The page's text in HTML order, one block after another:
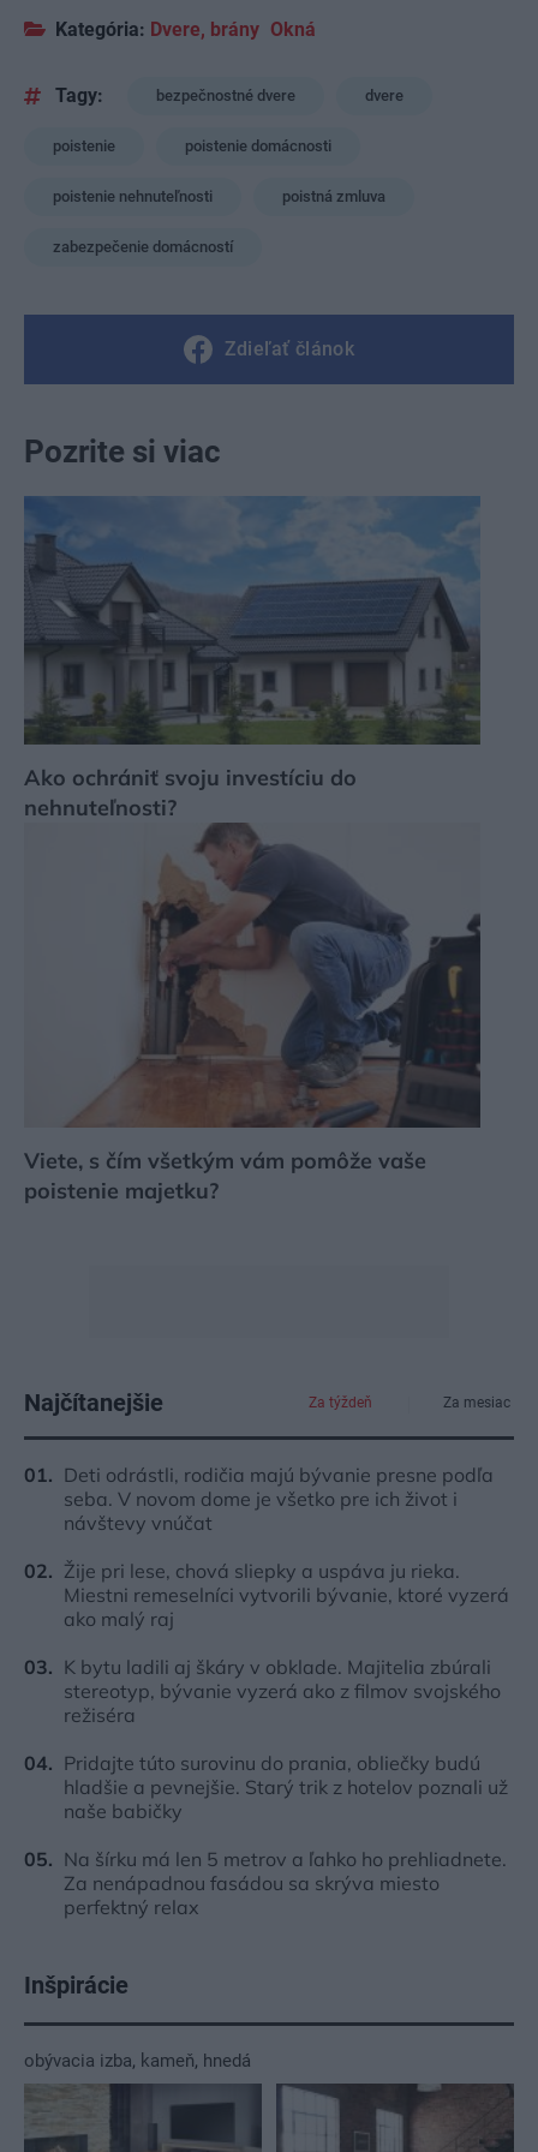
Kategória: Dvere, brány Okná
Tagy: bezpečnostné dvere dvere
poistenie poistenie domácnosti
poistenie nehnuteľnosti poistná zmluva
zabezpečenie domácností
Zdieľať článok
Pozrite si viac
Ako ochrániť svoju investíciu do
nehnuteľnosti?
Viete, s čím všetkým vám pomôže vaše
poistenie majetku?
Najčítanejšie Za týždeň Za mesiac
Deti odrástli, rodičia majú bývanie presne podľa
seba. V novom dome je všetko pre ich život i
návštevy vnúčat
Žije pri lese, chová sliepky a uspáva ju rieka.
Miestni remeselníci vytvorili bývanie, ktoré vyzerá
ako malý raj
K bytu ladili aj škáry v obklade. Majitelia zbúrali
stereotyp, bývanie vyzerá ako z filmov svojského
režiséra
Pridajte túto surovinu do prania, obliečky budú
hladšie a pevnejšie. Starý trik z hotelov poznali už
naše babičky
Na šírku má len 5 metrov a ľahko ho prehliadnete.
Za nenápadnou fasádou sa skrýva miesto
perfektný relax
Inšpirácie
obývacia izba, kameň, hnedá